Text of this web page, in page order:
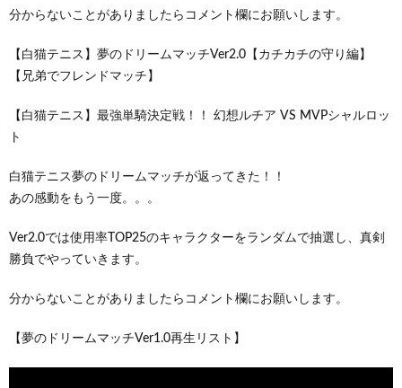
分からないことがありましたらコメント欄にお願いします。
【白猫テニス】夢のドリームマッチVer2.0【カチカチの守り編】
【兄弟でフレンドマッチ】
【白猫テニス】最強単騎決定戦！！ 幻想ルチア VS MVPシャルロッ
ト
白猫テニス夢のドリームマッチが返ってきた！！
あの感動をもう一度。。。
Ver2.0では使用率TOP25のキャラクターをランダムで抽選し、真剣
勝負でやっていきます。
分からないことがありましたらコメント欄にお願いします。
【夢のドリームマッチVer1.0再生リスト】